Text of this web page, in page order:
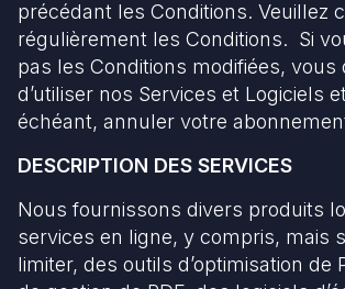
précédant les Conditions. Veuillez
régulièrement les Conditions. Si
pas les Conditions modifiées, vous
d’utiliser nos Services et Logiciels
échéant, annuler votre
DESCRIPTION DES SERVICES
Nous fournissons divers produits
services en ligne, y compris, mais
limiter, des outils d’optimisation de